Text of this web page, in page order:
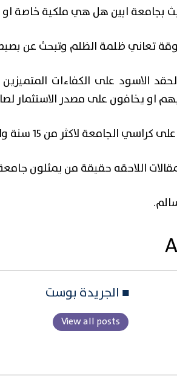
بجامعة ابين هل هي ملكية خاصة او
تعاني ظلمة الظلم وتبحث عن
الاسود على الكفاءات
او يخافون على مصدر الاستثمار
لاكثر من 15 سنة والان الاقارب والاولاد يورثون.
اللاحقه حقيقة من يمثلون
■ الجريدة بوست
View all posts
عدن، عبد
حمد الحربي" اختتم
حملة "بصراحة مع القادة" ...